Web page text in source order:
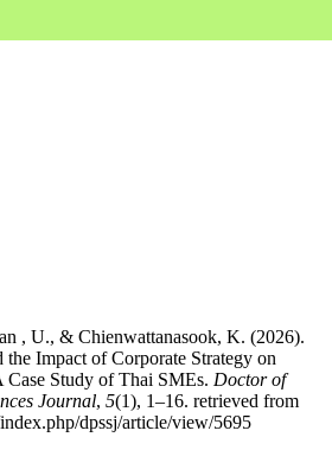
, U., & Chienwattanasook, K. (2026).
Impact of Corporate Strategy on
Case Study of Thai SMEs. Doctor of
Journal, 5(1), 1–16. retrieved from
dpssj/article/view/5695